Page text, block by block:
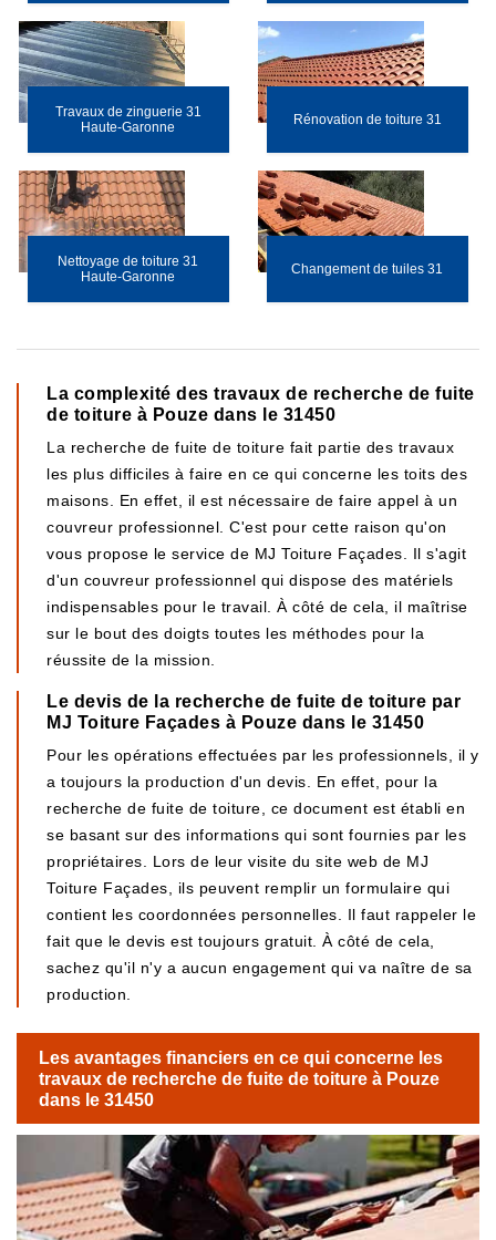
Travaux de zinguerie 31
Haute-Garonne
Rénovation de toiture 31
Nettoyage de toiture 31
Haute-Garonne
Changement de tuiles 31
La complexité des travaux de recherche de fuite
de toiture à Pouze dans le 31450
La recherche de fuite de toiture fait partie des travaux
les plus difficiles à faire en ce qui concerne les toits des
maisons. En effet, il est nécessaire de faire appel à un
couvreur professionnel. C'est pour cette raison qu'on
vous propose le service de MJ Toiture Façades. Il s'agit
d'un couvreur professionnel qui dispose des matériels
indispensables pour le travail. À côté de cela, il maîtrise
sur le bout des doigts toutes les méthodes pour la
réussite de la mission.
Le devis de la recherche de fuite de toiture par
MJ Toiture Façades à Pouze dans le 31450
Pour les opérations effectuées par les professionnels, il y
a toujours la production d'un devis. En effet, pour la
recherche de fuite de toiture, ce document est établi en
se basant sur des informations qui sont fournies par les
propriétaires. Lors de leur visite du site web de MJ
Toiture Façades, ils peuvent remplir un formulaire qui
contient les coordonnées personnelles. Il faut rappeler le
fait que le devis est toujours gratuit. À côté de cela,
sachez qu'il n'y a aucun engagement qui va naître de sa
production.
Les avantages financiers en ce qui concerne les
travaux de recherche de fuite de toiture à Pouze
dans le 31450